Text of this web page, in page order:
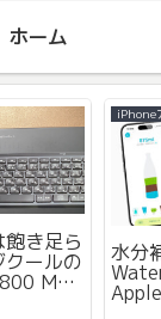
ホーム
画面に
ーを追
Mac
身だ
を持